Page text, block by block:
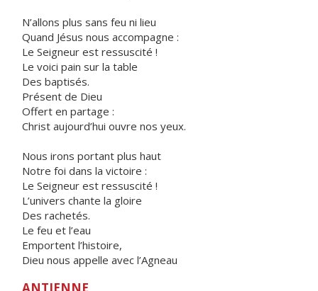
N’allons plus sans feu ni lieu
Quand Jésus nous accompagne :
Le Seigneur est ressuscité !
Le voici pain sur la table
Des baptisés.
Présent de Dieu
Offert en partage :
Christ aujourd’hui ouvre nos yeux.
Nous irons portant plus haut
Notre foi dans la victoire :
Le Seigneur est ressuscité !
L’univers chante la gloire
Des rachetés.
Le feu et l’eau
Emportent l’histoire,
Dieu nous appelle avec l’Agneau